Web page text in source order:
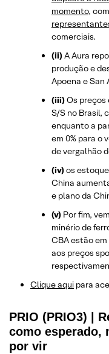
momento,
comerciais.
(ii)A Aura
produção e
Apoena e San
(iii)Os preços
S/S no Brasil,
enquanto a
em 0% para o
de vergalhão
(iv)os
China
e plano da
(v) Por fim,
minério de
CBA estão
aos preços
​Clique aqui para
PRIO (PRIO3) |
como esperado,
por vir